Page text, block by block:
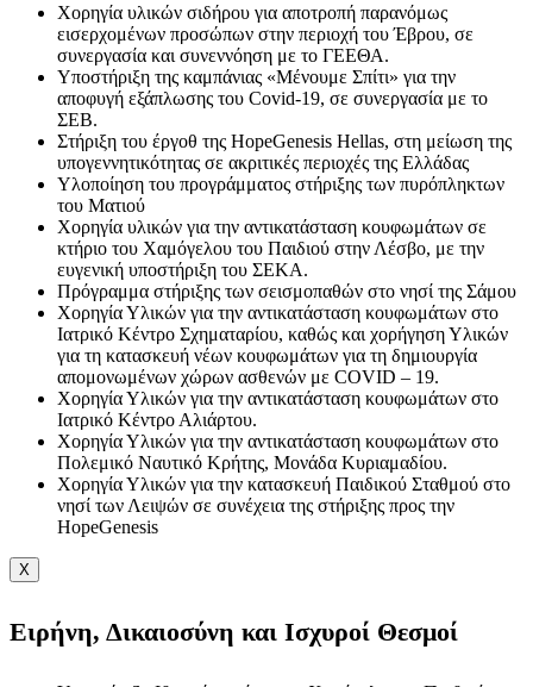
Χορηγία υλικών σιδήρου για αποτροπή παρανόμως
εισερχομένων προσώπων στην περιοχή του Έβρου, σε
συνεργασία και συνεννόηση με το ΓΕΕΘΑ.
Υποστήριξη της καμπάνιας «Μένουμε Σπίτι» για την
αποφυγή εξάπλωσης του Covid-19, σε συνεργασία με το
ΣΕΒ.
Στήριξη του έργοθ της HopeGenesis Hellas, στη μείωση της
υπογεννητικότητας σε ακριτικές περιοχές της Ελλάδας
Υλοποίηση του προγράμματος στήριξης των πυρόπληκτων
του Ματιού
Χορηγία υλικών για την αντικατάσταση κουφωμάτων σε
κτήριο του Χαμόγελου του Παιδιού στην Λέσβο, με την
ευγενική υποστήριξη του ΣΕΚΑ.
Πρόγραμμα στήριξης των σεισμοπαθών στο νησί της Σάμου
Χορηγία Υλικών για την αντικατάσταση κουφωμάτων στο
Ιατρικό Κέντρο Σχηματαρίου, καθώς και χορήγηση Υλικών
για τη κατασκευή νέων κουφωμάτων για τη δημιουργία
απομονωμένων χώρων ασθενών με COVID – 19.
Χορηγία Υλικών για την αντικατάσταση κουφωμάτων στο
Ιατρικό Κέντρο Αλιάρτου.
Χορηγία Υλικών για την αντικατάσταση κουφωμάτων στο
Πολεμικό Ναυτικό Κρήτης, Μονάδα Κυριαμαδίου.
Χορηγία Υλικών για την κατασκευή Παιδικού Σταθμού στο
νησί των Λειψών σε συνέχεια της στήριξης προς την
HopeGenesis
X
Ειρήνη, Δικαιοσύνη και Ισχυροί Θεσμοί